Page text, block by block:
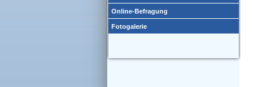
Online-Befragung
Fotogalerie